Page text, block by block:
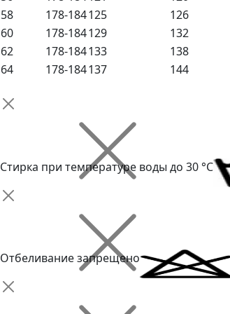
58
178-184125 126
60
178-184129 132
62
178-184133 138
64
178-184137 144
Стирка при температуре воды до 30 °C
Отбеливание запрещено